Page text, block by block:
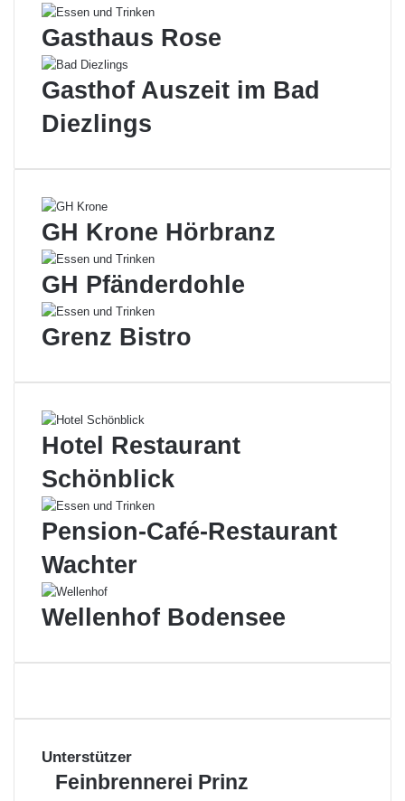
Gasthaus Rose
Gasthof Auszeit im Bad
Diezlings
GH Krone Hörbranz
GH Pfänderdohle
Grenz Bistro
Hotel Restaurant
Schönblick
Pension-Café-Restaurant
Wachter
Wellenhof Bodensee
Unterstützer
Feinbrennerei
Feinbrennerei Prinz